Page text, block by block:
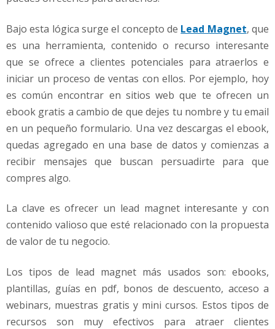
Bajo esta lógica surge el concepto de Lead Magnet, que
es una herramienta, contenido o recurso interesante
que se ofrece a clientes potenciales para atraerlos e
iniciar un proceso de ventas con ellos. Por ejemplo, hoy
es común encontrar en sitios web que te ofrecen un
ebook gratis a cambio de que dejes tu nombre y tu email
en un pequeño formulario. Una vez descargas el ebook,
quedas agregado en una base de datos y comienzas a
recibir mensajes que buscan persuadirte para que
compres algo.
La clave es ofrecer un lead magnet interesante y con
contenido valioso que esté relacionado con la propuesta
de valor de tu negocio.
Los tipos de lead magnet más usados son: ebooks,
plantillas, guías en pdf, bonos de descuento, acceso a
webinars, muestras gratis y mini cursos. Estos tipos de
recursos son muy efectivos para atraer clientes